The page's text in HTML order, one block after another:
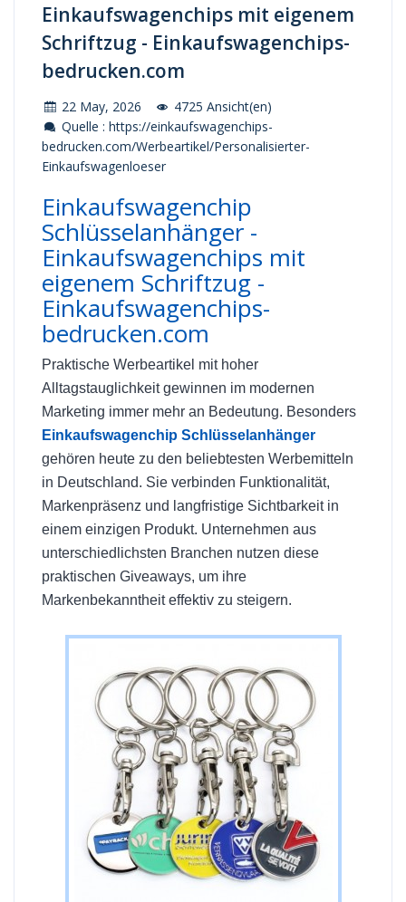
Einkaufswagenchips mit eigenem
Schriftzug - Einkaufswagenchips-
bedrucken.com
22 May, 2026
4725 Ansicht(en)
Quelle : https://einkaufswagenchips-
bedrucken.com/Werbeartikel/Personalisierter-
Einkaufswagenloeser
Einkaufswagenchip
Schlüsselanhänger -
Einkaufswagenchips mit
eigenem Schriftzug -
Einkaufswagenchips-
bedrucken.com
Praktische Werbeartikel mit hoher
Alltagstauglichkeit gewinnen im modernen
Marketing immer mehr an Bedeutung. Besonders
Einkaufswagenchip Schlüsselanhänger
gehören heute zu den beliebtesten Werbemitteln
in Deutschland. Sie verbinden Funktionalität,
Markenpräsenz und langfristige Sichtbarkeit in
einem einzigen Produkt. Unternehmen aus
unterschiedlichsten Branchen nutzen diese
praktischen Giveaways, um ihre
Markenbekanntheit effektiv zu steigern.